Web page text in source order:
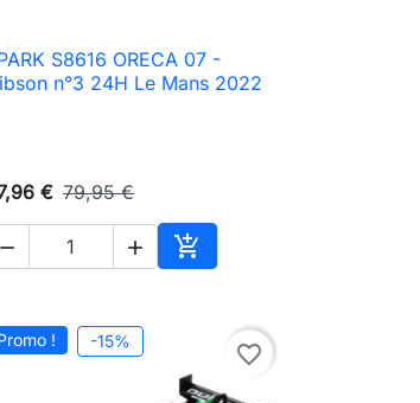
 Aperçu rapide
S8616 ORECA 07 -
n°3 24H Le Mans 2022
€ 79,95 €
  
Ajouter au panier
! -15% favorite_border